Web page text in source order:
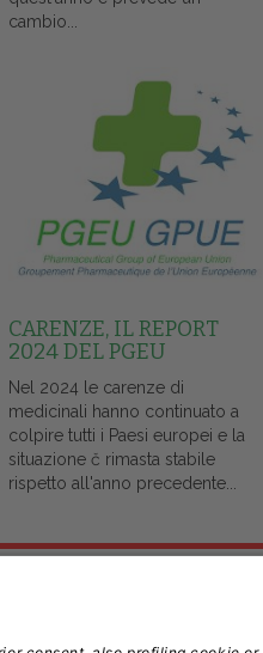
cambio...
CARENZE, IL REPORT
2024 DEL PGEU
Nel 2024 le carenze di
medicinali hanno continuato a
colpire tutti i Paesi europei e la
situazione č rimasta stabile
rispetto all'anno precedente...